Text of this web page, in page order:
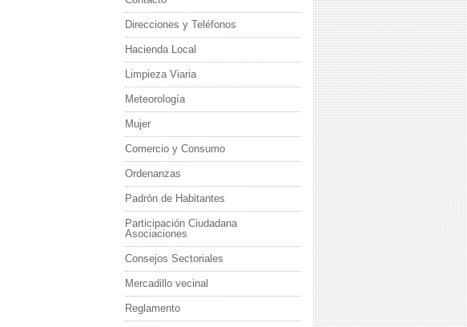
Direcciones y Teléfonos
Hacienda Local
Limpieza Viaria
Meteorología
Mujer
Comercio y Consumo
Ordenanzas
Padrón de Habitantes
Participación Ciudadana
Asociaciones
Consejos Sectoriales
Mercadillo vecinal
Reglamento